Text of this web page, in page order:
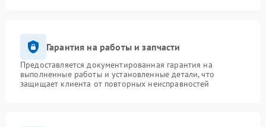
Гарантия на работы и запчасти
Предоставляется документированная гарантия на
выполненные работы и установленные детали, что
защищает клиента от повторных неисправностей